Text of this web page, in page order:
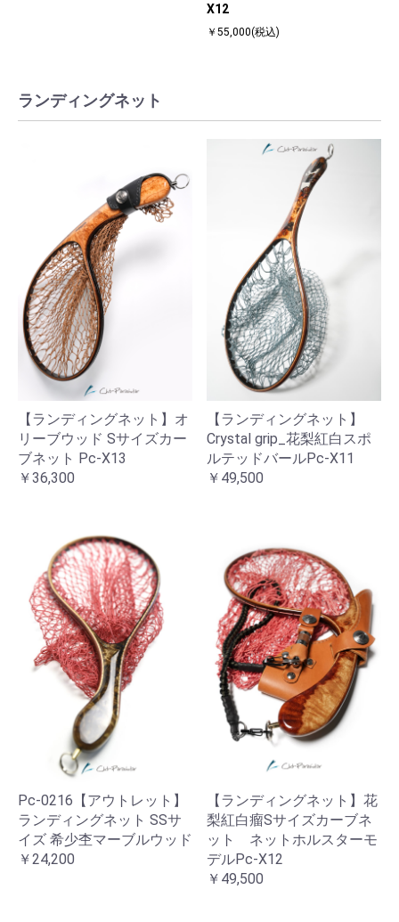
X12
￥55,000(税込)
ランディングネット
【ランディングネット】オ
リーブウッド Sサイズカー
ブネット Pc-X13
￥36,300
【ランディングネット】
Crystal grip_花梨紅白スポ
ルテッドバールPc-X11
￥49,500
Pc-0216【アウトレット】
ランディングネット SSサ
イズ 希少杢マーブルウッド
￥24,200
【ランディングネット】花
梨紅白瘤Sサイズカーブネ
ット ネットホルスターモ
デルPc-X12
￥49,500